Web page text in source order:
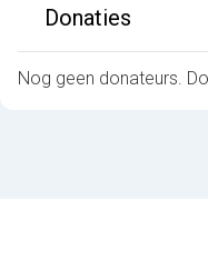
Donaties
Nog geen donateurs.